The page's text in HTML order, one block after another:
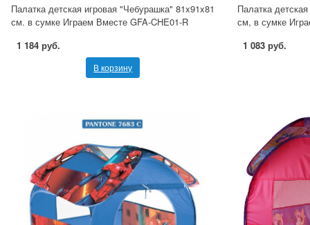
Палатка детская игровая "Чебурашка" 81x91x81
см. в сумке Играем Вместе GFA-CHE01-R
1 184 руб.
В корзину
Палатка
см, в сумке
1 083 руб.